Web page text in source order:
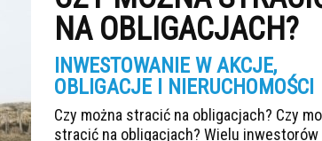
NA OBLIGACJACH?
INWESTOWANIE W AKCJE,
OBLIGACJE I NIERUCHOMOŚCI
Czy można stracić na obligacjach? Czy
stracić na obligacjach? Wielu inwestorów